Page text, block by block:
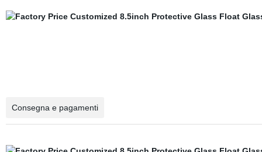
Consegna e pagamenti